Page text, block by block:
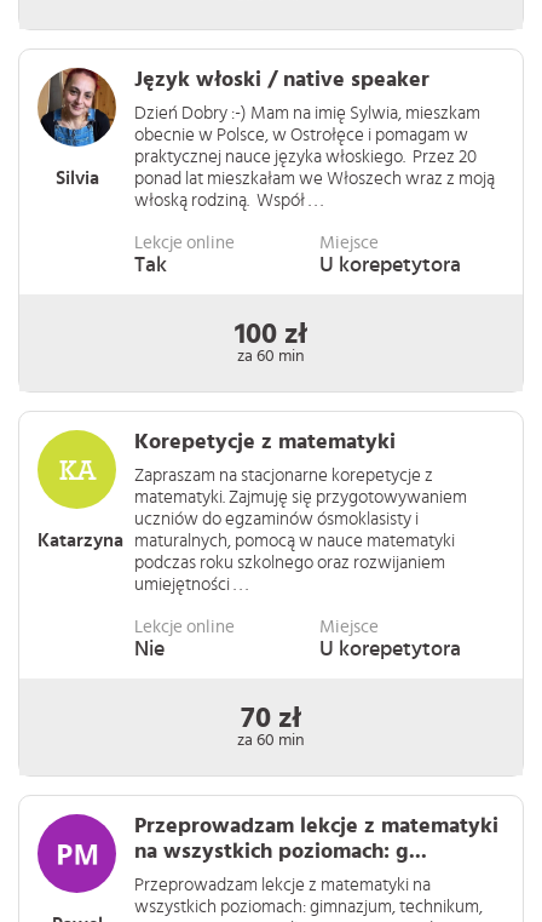
Silvia
Język włoski / native speaker
Dzień Dobry :-) Mam na imię Sylwia, mieszkam
obecnie w Polsce, w Ostrołęce i pomagam w
praktycznej nauce języka włoskiego. Przez 20
ponad lat mieszkałam we Włoszech wraz z moją
włoską rodziną. Współ . . .
Lekcje online
Tak
Miejsce
U korepetytora
100 zł
za 60 min
Katarzyna
Korepetycje z matematyki
Zapraszam na stacjonarne korepetycje z
matematyki. Zajmuję się przygotowywaniem
uczniów do egzaminów ósmoklasisty i
maturalnych, pomocą w nauce matematyki
podczas roku szkolnego oraz rozwijaniem
umiejętności . . .
Lekcje online
Nie
Miejsce
U korepetytora
70 zł
za 60 min
Przeprowadzam lekcje z matematyki
na wszystkich poziomach: g...
Przeprowadzam lekcje z matematyki na
wszystkich poziomach: gimnazjum, technikum,